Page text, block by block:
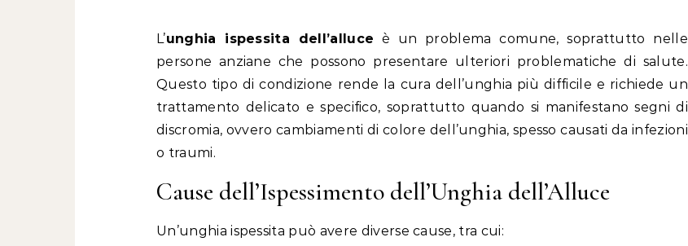
L’unghia ispessita dell’alluce è un problema comune, soprattutto nelle
persone anziane che possono presentare ulteriori problematiche di salute.
Questo tipo di condizione rende la cura dell’unghia più difficile e richiede un
trattamento delicato e specifico, soprattutto quando si manifestano segni di
discromia, ovvero cambiamenti di colore dell’unghia, spesso causati da infezioni
o traumi.
Cause dell’Ispessimento dell’Unghia dell’Alluce
Un’unghia ispessita può avere diverse cause, tra cui: